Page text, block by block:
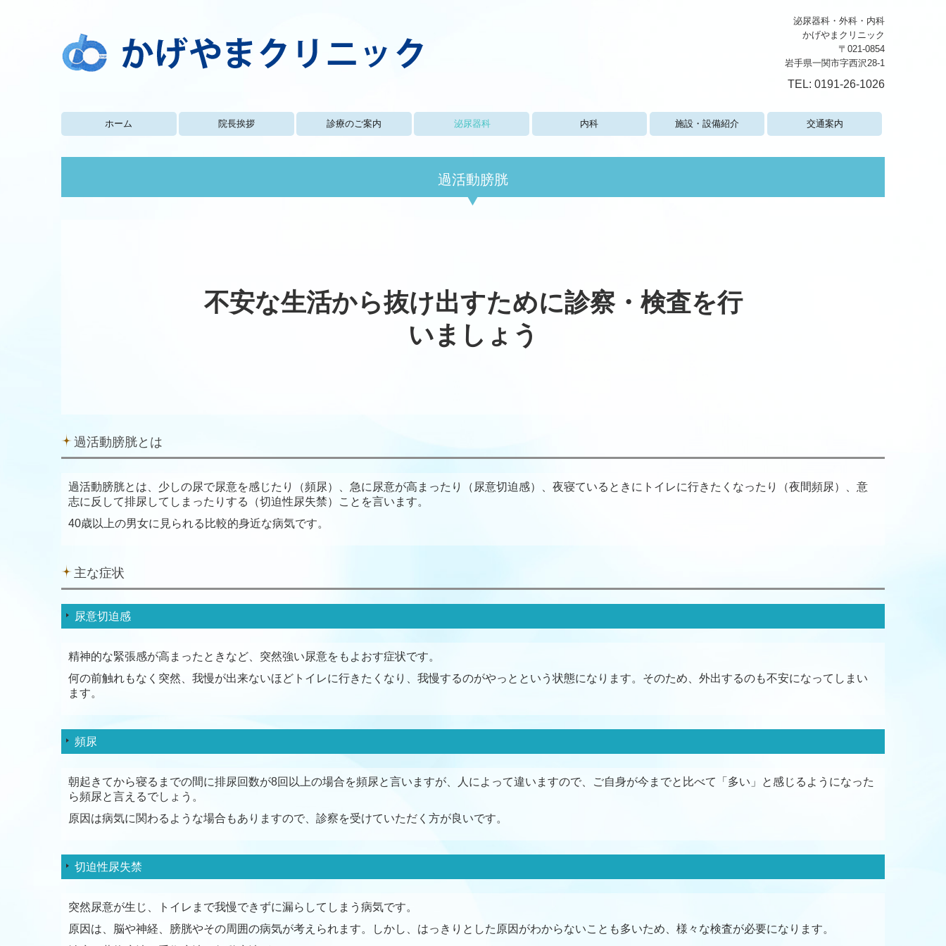
泌尿器科・外科・内科
かげやまクリニック
〒021-0854
岩手県一関市字西沢28-1
TEL: 0191-26-1026
ホーム 院長挨拶 診療のご案内 泌尿器科 内科 施設・設備紹介 交通案内
過活動膀胱
不安な生活から抜け出すために診察・検査を行
いましょう
過活動膀胱とは
過活動膀胱とは、少しの尿で尿意を感じたり（頻尿）、急に尿意が高まったり（尿意切迫感）、夜寝ているときにトイレに行きたくなったり（夜間頻尿）、意
志に反して排尿してしまったりする（切迫性尿失禁）ことを言います。
40歳以上の男女に見られる比較的身近な病気です。
主な症状
尿意切迫感
精神的な緊張感が高まったときなど、突然強い尿意をもよおす症状です。
何の前触れもなく突然、我慢が出来ないほどトイレに行きたくなり、我慢するのがやっとという状態になります。そのため、外出するのも不安になってしまい
ます。
頻尿
朝起きてから寝るまでの間に排尿回数が8回以上の場合を頻尿と言いますが、人によって違いますので、ご自身が今までと比べて「多い」と感じるようになった
ら頻尿と言えるでしょう。
原因は病気に関わるような場合もありますので、診察を受けていただく方が良いです。
切迫性尿失禁
突然尿意が生じ、トイレまで我慢できずに漏らしてしまう病気です。
原因は、脳や神経、膀胱やその周囲の病気が考えられます。しかし、はっきりとした原因がわからないことも多いため、様々な検査が必要になります。